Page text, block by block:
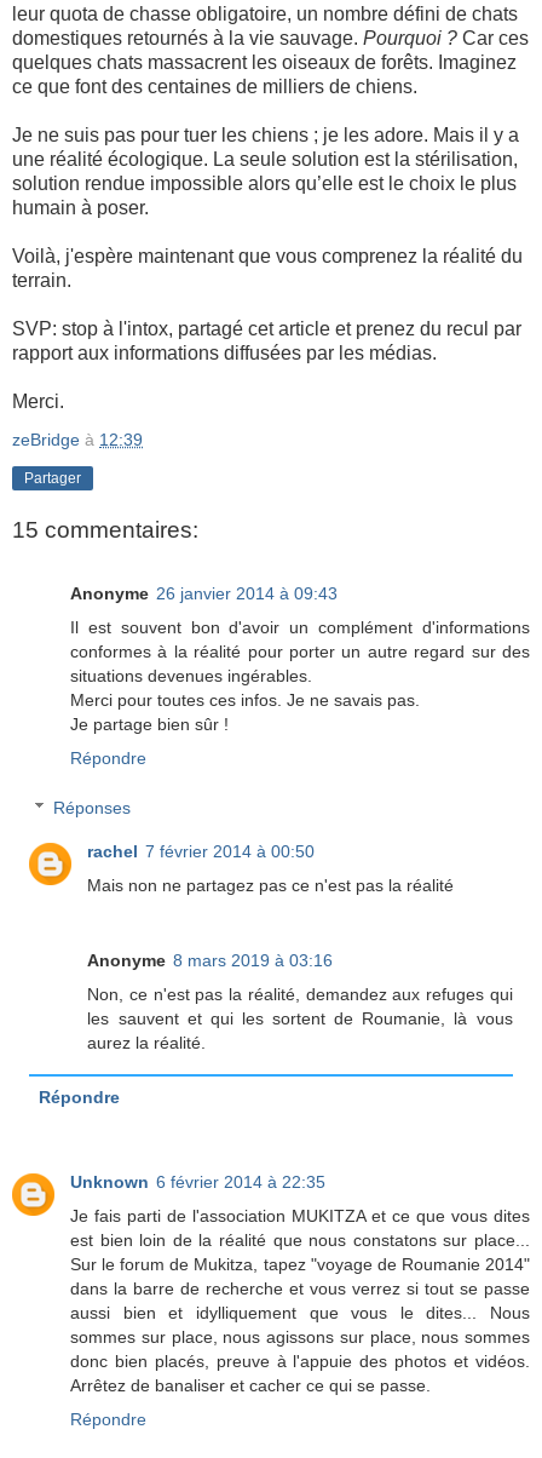
leur quota de chasse obligatoire, un nombre défini de chats
domestiques retournés à la vie sauvage. Pourquoi ? Car ces
quelques chats massacrent les oiseaux de forêts. Imaginez
ce que font des centaines de milliers de chiens.
Je ne suis pas pour tuer les chiens ; je les adore. Mais il y a
une réalité écologique. La seule solution est la stérilisation,
solution rendue impossible alors qu’elle est le choix le plus
humain à poser.
Voilà, j'espère maintenant que vous comprenez la réalité du
terrain.
SVP: stop à l'intox, partagé cet article et prenez du recul par
rapport aux informations diffusées par les médias.
Merci.
zeBridge à 12:39
Partager
15 commentaires:
Anonyme 26 janvier 2014 à 09:43
Il est souvent bon d'avoir un complément d'informations
conformes à la réalité pour porter un autre regard sur des
situations devenues ingérables.
Merci pour toutes ces infos. Je ne savais pas.
Je partage bien sûr !
Répondre
Réponses
rachel 7 février 2014 à 00:50
Mais non ne partagez pas ce n'est pas la réalité
Anonyme 8 mars 2019 à 03:16
Non, ce n'est pas la réalité, demandez aux refuges qui
les sauvent et qui les sortent de Roumanie, là vous
aurez la réalité.
Répondre
Unknown 6 février 2014 à 22:35
Je fais parti de l'association MUKITZA et ce que vous dites
est bien loin de la réalité que nous constatons sur place...
Sur le forum de Mukitza, tapez "voyage de Roumanie 2014"
dans la barre de recherche et vous verrez si tout se passe
aussi bien et idylliquement que vous le dites... Nous
sommes sur place, nous agissons sur place, nous sommes
donc bien placés, preuve à l'appuie des photos et vidéos.
Arrêtez de banaliser et cacher ce qui se passe.
Répondre